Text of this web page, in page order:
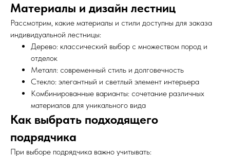
Материалы и дизайн лестниц
Рассмотрим, какие материалы и стили доступны для заказа
индивидуальной лестницы:
Дерево: классический выбор с множеством пород и
отделок
Металл: современный стиль и долговечность
Стекло: элегантный и светлый элемент интерьера
Комбинированные варианты: сочетание различных
материалов для уникального вида
Как выбрать подходящего
подрядчика
При выборе подрядчика важно учитывать: